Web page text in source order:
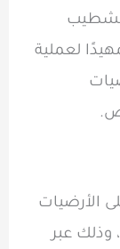
لعملية
الأرضيات
وذلك عبر